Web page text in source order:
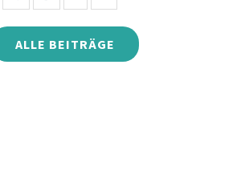
ALLE BEITRÄGE